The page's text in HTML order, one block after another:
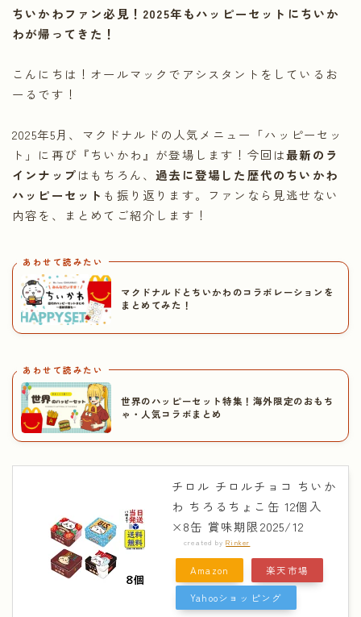
ちいかわファン必見！2025年もハッピーセットにちいか
わが帰ってきた！
こんにちは！オールマックでアシスタントをしているお
ーるです！
2025年5月、マクドナルドの人気メニュー「ハッピーセッ
ト」に再び『ちいかわ』が登場します！今回は最新のラ
インナップはもちろん、過去に登場した歴代のちいかわ
ハッピーセット も振り返ります。ファンなら見逃せない
内容を、まとめてご紹介します！
あわせて読みたい
マクドナルドとちいかわのコラボレーションを
まとめてみた！
あわせて読みたい
世界のハッピーセット特集！海外限定のおもち
ゃ・人気コラボまとめ
チロル チロルチョコ ちいか
わ ちろるちょこ缶 12個入
×8缶 賞味期限2025/12
created byRinker
Amazon 楽天市場
Yahooショッピング